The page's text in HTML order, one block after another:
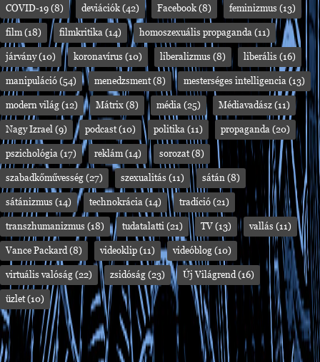
COVID-19 (8) deviációk (42) Facebook (8) feminizmus (13)
film (18) filmkritika (14) homoszexuális propaganda (11)
járvány(10) koronavírus (10) liberalizmus (8) liberális (16)
manipuláció (54) menedzsment(8) mesterséges intelligencia (13)
modern világ (12) Mátrix (8) média (25) Médiavadász (11)
Nagy Izrael (9) podcast(10) politika (11) propaganda (20)
pszichológia (17) reklám (14) sorozat(8)
szabadkőművesség (27) szexualitás (11) sátán (8)
sátánizmus (14) technokrácia (14) tradíció (21)
transzhumanizmus (18) tudatalatti (21) TV (13) vallás (11)
Vance Packard (8) videoklip (11) videóblog (10)
virtuális valóság (22) zsidóság (23) Új Világrend (16)
üzlet(10)